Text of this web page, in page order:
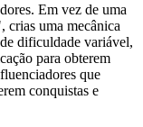
Em vez de uma
crias uma mecânica
dificuldade variável,
para obterem
que
conquistas e